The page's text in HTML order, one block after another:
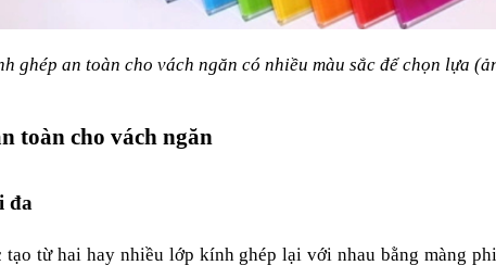
ghép an toàn cho vách ngăn có nhiều màu sắc để chọn lựa
toàn cho vách ngăn
đa
từ hai hay nhiều lớp kính ghép lại với nhau bằng màng